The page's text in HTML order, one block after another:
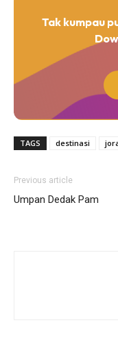
Tak kumpau
TAGS destinasi
Previous article
Umpan Dedak Pam